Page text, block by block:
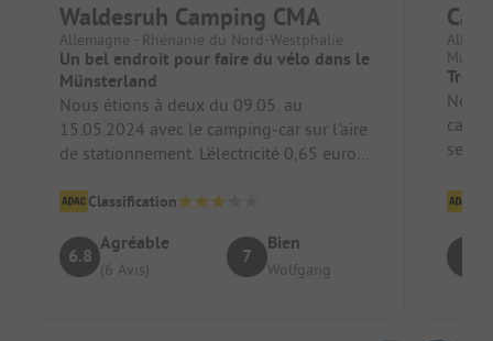
Waldesruh Camping CMA
Allemagne - Rhénanie du Nord-Westphalie
Un bel endroit pour faire du vélo dans le
Münsterland
Nous étions à deux du 09.05. au
15.05.2024 avec le camping-car sur l'aire
de stationnement. L'électricité 0,65 euros
Classification
6.8
Agréable
(6 Avis)
7
Bien
Wolfgang
Très
Nous